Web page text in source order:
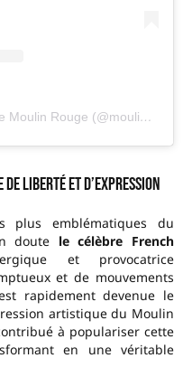
Une publication partagée par Le Moulin Rouge (@moulinrougeofficiel)
de liberté et d’expression
plus emblématiques du
doute le célèbre French
et provocatrice
et de mouvements
rapidement devenue le
artistique du Moulin
à populariser cette
en une véritable